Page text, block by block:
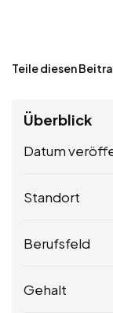
Teile diesen
Überblick
Datum
Standort
Berufsfeld
Gehalt